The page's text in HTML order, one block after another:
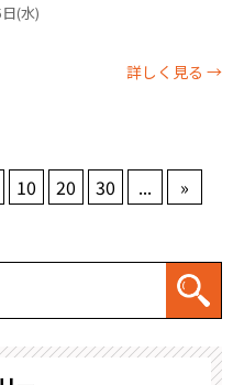
(水)
詳しく見る →
10 20 30 ... »